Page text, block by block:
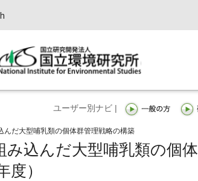
ユーザー別ナビ |
んだ大型哺乳類の個体群管理戦略の構築
み込んだ大型哺乳類の個体
）